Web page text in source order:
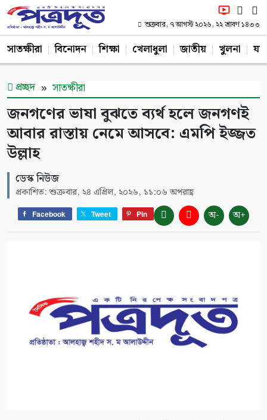
শুক্রবার, ৭ আগস্ট ২০২৬, ২২ শ্রাবণ ১৪৩৩
সাতক্ষীরা বিনোদন শিক্ষা খেলাধুলা জাতীয় খুলনা
প্রচ্ছদ সাতক্ষীরা
জনগণের ভাষা বুঝতে ব্যর্থ হলে জনগণই
আবার রাস্তায় নেমে আসবে: এমপি ইজ্জত
উল্লাহ
ডেস্ক নিউজ
প্রকাশিত: শুক্রবার, ২৪ এপ্রিল, ২০২৬, ১১:০৬ অপরাহ্ণ
Facebook Tweet Pin অ- অ+